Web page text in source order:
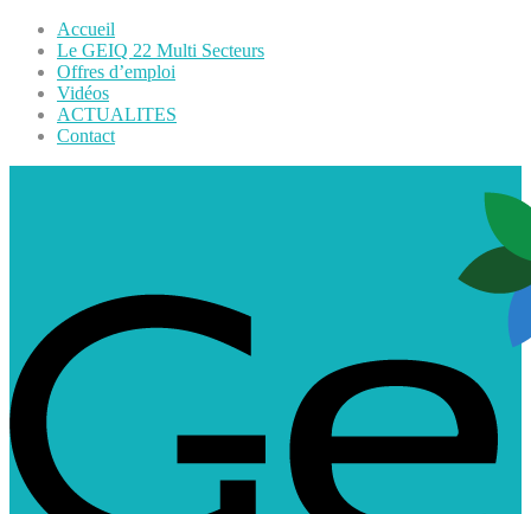
Accueil
Le GEIQ 22 Multi Secteurs
Offres d’emploi
Vidéos
ACTUALITES
Contact